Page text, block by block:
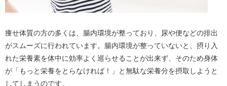
痩せ体質の方の多くは、腸内環境が整っており、尿や便などの排出
がスムーズに行われています。腸内環境が整っていないと、摂り入
れた栄養素を体中に効率よく巡らせることが出来ず、そのため身体
が「もっと栄養をとらなければ！」と無駄な栄養分を摂取しようと
してしまうのです。